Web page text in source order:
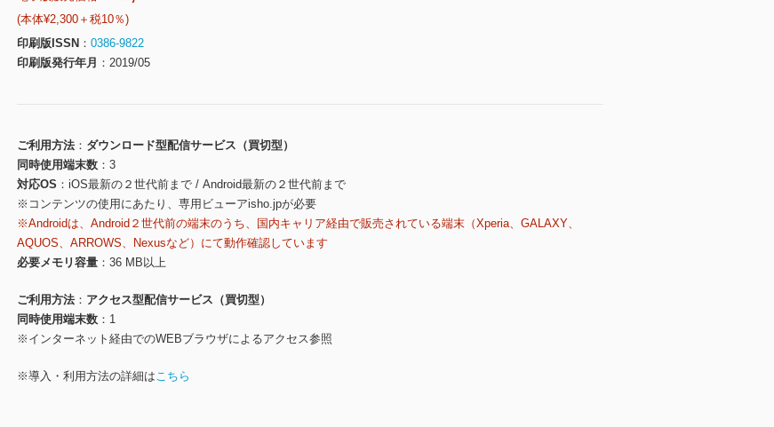
(本体¥2,300＋税10％)
印刷版ISSN
0386-9822
印刷版発行年月
2019/05
ご利用方法
ダウンロード型配信サービス（買切型）
同時使用端末数
3
対応OS
iOS最新の２世代前まで / Android最新の２世代前まで
※コンテンツの使用にあたり、専用ビューアisho.jpが必要
※Androidは、Android２世代前の端末のうち、国内キャリア経由で販売されている端末（Xperia、GALAXY、
AQUOS、ARROWS、Nexusなど）にて動作確認しています
必要メモリ容量
36 MB以上
ご利用方法
アクセス型配信サービス（買切型）
同時使用端末数
1
※インターネット経由でのWEBブラウザによるアクセス参照
※導入・利用方法の詳細はこちら